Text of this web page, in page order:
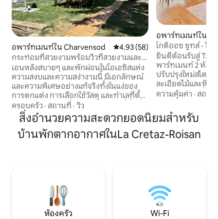
อพาร์ทเมนท์ใน Charvensod คะแนนเฉลี่ย 4.93 จาก 5, 58 รีวิว
4.93 (58)
กระท่อมที่สวยงามพร้อมวิวที่สวยงามและมี
ห้องซาวน่า
เอนหลังสบายๆ และพักผ่อนในโอเอซิสแห่ง
ความสงบและความสง่างามนี้ มีเอกลักษณ์
และความพิเศษอย่างแท้จริงทั้งในแง่ของ
การตกแต่ง การเลือกใช้วัสดุ และทำเลที่ตั้ง
อพาร์ทเมนท์สวยงามภายในชาเลต์ที่ดื่มด่ำ
กับเทือกเขาแอลป์ของ Valle D'Aosta พื้นที่
นั่งเล่นที่มีอุปกรณ์ครบครันในทุกราย
ละเอียด 3 ห้องนอนที่สะดวกสบาย 2
ห้องน้ำ และพื้นที่กลางแจ้งที่เหมาะสำหรับ
ส่วนตัว + €150
ครอบครัว · สถานที่ · วิว
อพาร์ทเมนท์ใน อา
โกดิออซ ซูทส์ - โล
ยินดีต้อนรับสู่
พาร์ทเมนท์ 2 ห้อง
ปรับปรุงใหม่สไตล์
ละเอียดไม้และหินแ
เด่นคือเตาผิงที่ได้
เอกลักษณ์และน่าตื่นต
สำหรับครอบครัว
สะดวกสบาย ความ
ที่พักที่พิเศษอย่างแท้จริง ที่นี่คุ
ความคุ้มค่า · สถาน
สิ่งอำนวยความสะดวกยอดนิยมสำหรับ
บ้านพักตากอากาศในLa Cretaz-Roisan
ห้องครัว Wi-Fi